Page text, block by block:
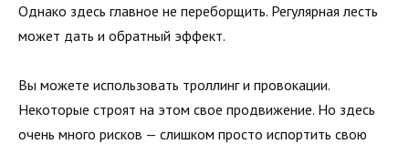
Однако здесь главное не переборщить. Регулярная лесть
может дать и обратный эффект.
Вы можете использовать троллинг и провокации.
Некоторые строят на этом свое продвижение. Но здесь
очень много ри­сков — слишком просто испортить свою